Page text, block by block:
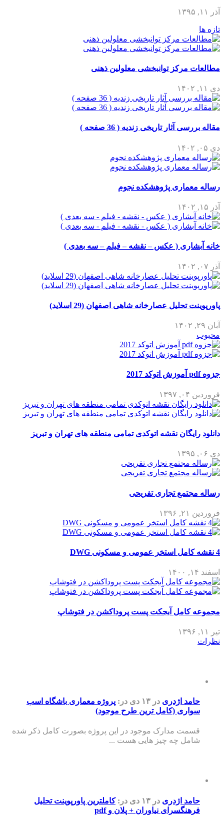
آذر ۱۱, ۱۳۹۵
تازه ها
مطالعات مرکز توانبخشی معلولین ذهنی
دی ۱۱, ۱۴۰۲
مقاله بررسی آثار تاریخی زندیه ( 36 صفحه )
دی ۰۵, ۱۴۰۲
رساله معماری پژوهشکده نجوم
آذر ۱۵, ۱۴۰۲
خانه آبشاری ( عکس – نقشه – فیلم – سه بعدی )
آذر ۰۷, ۱۴۰۲
پاورپوینت تحلیل عصارخانه شاهی اصفهان (29 اسلاید)
آبان ۲۹, ۱۴۰۲
محبوب
جزوه pdf آموزش اتوکد 2017
فروردین ۰۴, ۱۳۹۷
دانلود رایگان نقشه اتوکدی تمامی منطقه های تهران و تبریز
دی ۰۶, ۱۳۹۵
رساله مجتمع تجاری تفریحی
فروردین ۲۱, ۱۳۹۶
4 نقشه کامل استخر عمومی و مسکونی DWG
اسفند ۱۴, ۱۴۰۰
مجموعه کامل آبجکت پست پروداکشن در فتوشاپ
تیر ۱۱, ۱۳۹۶
نظرات
حامد اژدری در ۱۳ دی در: پروژه معماری باشگاه اسب
سواری (کامل ترین طرح موجود)
قسمت مدارک موجود در این پروژه بصورت کامل ذکر شده
شامل چه چیز هایی هست ...
حامد اژدری در ۱۳ دی در:کاملترین پاورپوینت تحلیل
فرهنگسرای نیاوران + پلان و pdf